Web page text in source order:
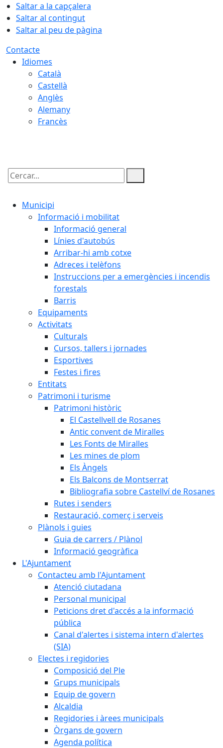
Saltar a la capçalera
Saltar al contingut
Saltar al peu de pàgina
Contacte
Idiomes
Català
Castellà
Anglès
Alemany
Francès
Cercar:
Municipi
Informació i mobilitat
Informació general
Línies d'autobús
Arribar-hi amb cotxe
Adreces i telèfons
Instruccions per a emergències i incendis
forestals
Barris
Equipaments
Activitats
Culturals
Cursos, tallers i jornades
Esportives
Festes i fires
Entitats
Patrimoni i turisme
Patrimoni històric
El Castellvell de Rosanes
Antic convent de Miralles
Les Fonts de Miralles
Les mines de plom
Els Àngels
Els Balcons de Montserrat
Bibliografia sobre Castellví de Rosanes
Rutes i senders
Restauració, comerç i serveis
Plànols i guies
Guia de carrers / Plànol
Informació geogràfica
L'Ajuntament
Contacteu amb l'Ajuntament
Atenció ciutadana
Personal municipal
Peticions dret d'accés a la informació
pública
Canal d'alertes i sistema intern d'alertes
(SIA)
Electes i regidories
Composició del Ple
Grups municipals
Equip de govern
Alcaldia
Regidories i àrees municipals
Òrgans de govern
Agenda política